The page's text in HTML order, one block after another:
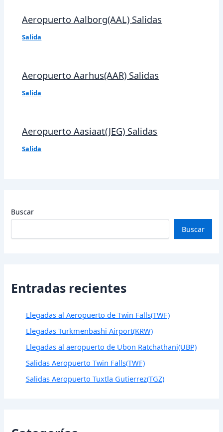
Aeropuerto Aalborg(AAL) Salidas
Salida
Aeropuerto Aarhus(AAR) Salidas
Salida
Aeropuerto Aasiaat(JEG) Salidas
Salida
Buscar
Buscar
Entradas recientes
Llegadas al Aeropuerto de Twin Falls(TWF)
Llegadas Turkmenbashi Airport(KRW)
Llegadas al aeropuerto de Ubon Ratchathani(UBP)
Salidas Aeropuerto Twin Falls(TWF)
Salidas Aeropuerto Tuxtla Gutierrez(TGZ)